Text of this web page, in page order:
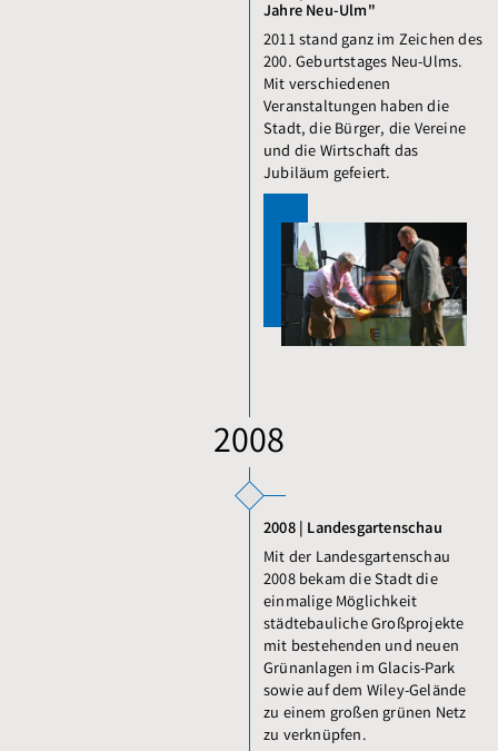
Jahre Neu-Ulm"
2011 stand ganz im Zeichen des
200. Geburtstages Neu-Ulms.
Mit verschiedenen
Veranstaltungen haben die
Stadt, die Bürger, die Vereine
und die Wirtschaft das
Jubiläum gefeiert.
2008
2008 | Landesgartenschau
Mit der Landesgartenschau
2008 bekam die Stadt die
einmalige Möglichkeit
städtebauliche Großprojekte
mit bestehenden und neuen
Grünanlagen im Glacis-Park
sowie auf dem Wiley-Gelände
zu einem großen grünen Netz
zu verknüpfen.